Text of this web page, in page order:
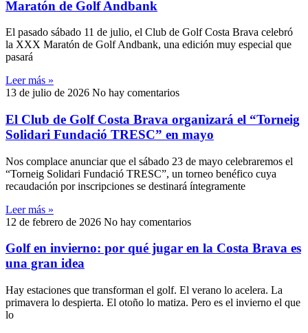
Maratón de Golf Andbank
El pasado sábado 11 de julio, el Club de Golf Costa Brava celebró
la XXX Maratón de Golf Andbank, una edición muy especial que
pasará
Leer más »
13 de julio de 2026 No hay comentarios
El Club de Golf Costa Brava organizará el “Torneig
Solidari Fundació TRESC” en mayo
Nos complace anunciar que el sábado 23 de mayo celebraremos el
“Torneig Solidari Fundació TRESC”, un torneo benéfico cuya
recaudación por inscripciones se destinará íntegramente
Leer más »
12 de febrero de 2026 No hay comentarios
Golf en invierno: por qué jugar en la Costa Brava es
una gran idea
Hay estaciones que transforman el golf. El verano lo acelera. La
primavera lo despierta. El otoño lo matiza. Pero es el invierno el que
lo